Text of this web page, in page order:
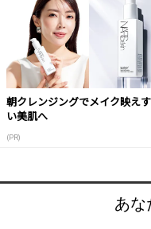
朝クレンジングでメイク映え
い美肌へ
(PR)
あな